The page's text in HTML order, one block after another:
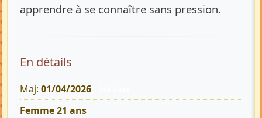
apprendre à se connaître sans pression.
En détails
Maj: 01/04/2026
Femme 21 ans